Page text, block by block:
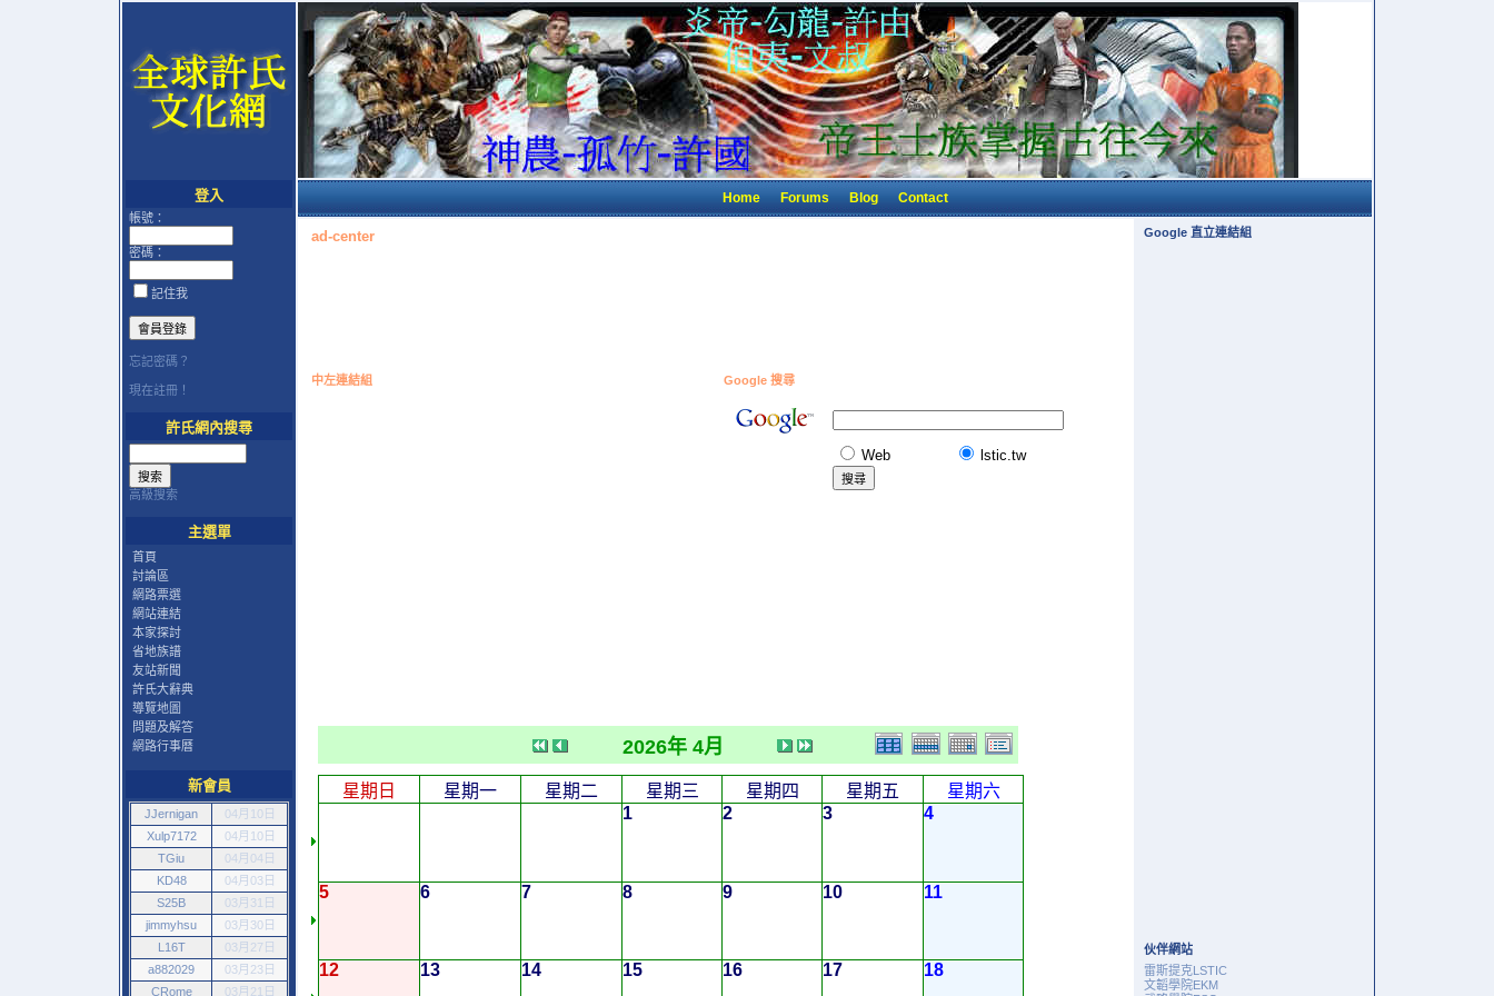
登入
帳號：
密碼：
記住我
忘記密碼？
現在註冊！
許氏網內搜尋
高級搜索
主選單
首頁
討論區
網路票選
網站連結
本家探討
省地族譜
友站新聞
許氏大辭典
導覽地圖
問題及解答
網路行事曆
新會員
JJernigan
04月10日
Xulp7172
04月10日
TGiu
04月04日
KD48
04月03日
S25B
03月31日
jimmyhsu
03月30日
L16T
03月27日
a882029
03月23日
CRome
03月21日
Home Forums Blog Contact
ad-center
中左連結組 Google 搜尋
Web lstic.tw
2026年 4月
星期日 星期一 星期二 星期三 星期四 星期五
星期六
1
2 3 4
5 6 7 8 9 10 11
12 13 14 15 16 17 18
Google 直立連結組
伙伴網站
雷斯提克LSTIC
文韜學院EKM